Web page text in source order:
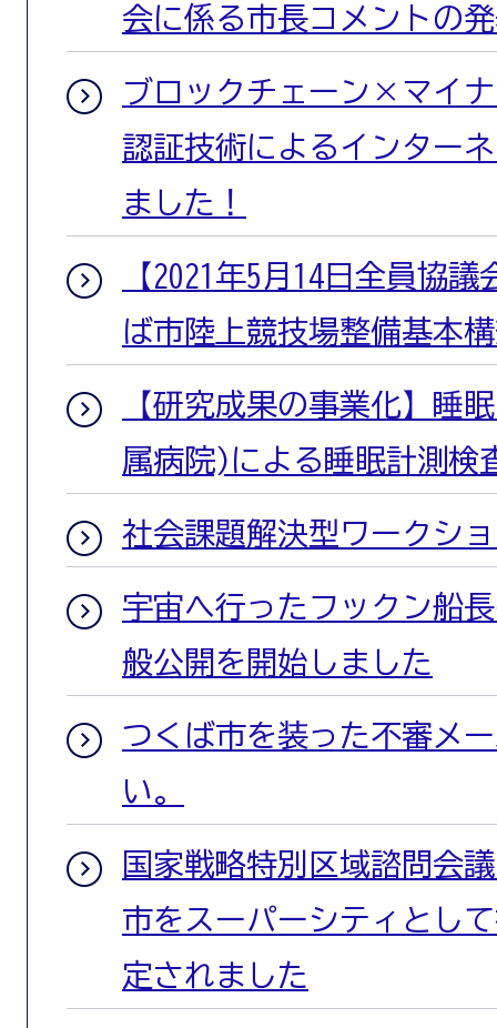
会に係る市長コメントの
ブロックチェーン×マイ
認証技術によるインター
ました！
【2021年5月14日全員協
ば市陸上競技場整備基本
【研究成果の事業化】睡
属病院)による睡眠計測検
社会課題解決型ワークショ
宇宙へ行ったフックン船
般公開を開始しました
つくば市を装った不審メ
い。
国家戦略特別区域諮問会
市をスーパーシティとし
定されました